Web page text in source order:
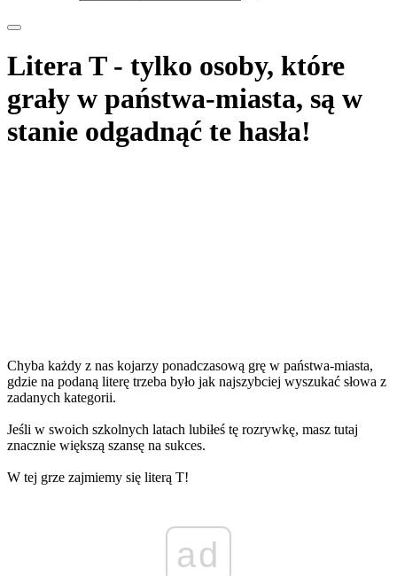
Litera T - tylko osoby, które
grały w państwa-miasta, są w
stanie odgadnąć te hasła!
Chyba każdy z nas kojarzy ponadczasową grę w państwa-miasta,
gdzie na podaną literę trzeba było jak najszybciej wyszukać słowa z
zadanych kategorii.
Jeśli w swoich szkolnych latach lubiłeś tę rozrywkę, masz tutaj
znacznie większą szansę na sukces.
W tej grze zajmiemy się literą T!
ad